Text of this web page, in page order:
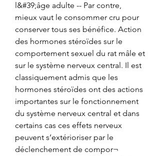
l&#39;âge adulte -- Par contre,
mieux vaut le consommer cru pour
conserver tous ses bénéfice. Action
des hormones stéroïdes sur le
comportement sexuel du rat mâle et
sur le système nerveux central. Il est
classiquement admis que les
hormones stéroïdes ont des actions
importantes sur le fonctionnement
du système nerveux central et dans
certains cas ces effets nerveux
peuvent s’extérioriser par le
déclenchement de compor¬